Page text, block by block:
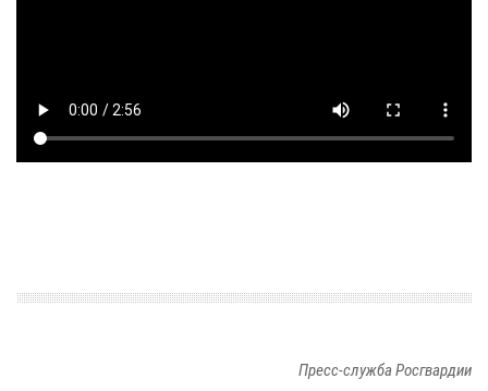
Пресс-служба Росгвардии